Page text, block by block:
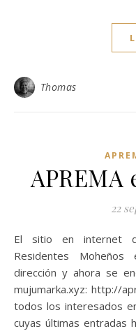
Thomas
22
El sitio en internet de la Asociación Provincial de
Residentes
dirección y ahora se
mujumarka.xyz: http://
todos los interesados
cuyas últimas entradas